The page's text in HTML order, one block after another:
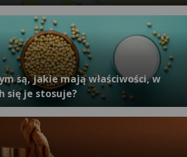
są, jakie mają właściwości, w
się je stosuje?